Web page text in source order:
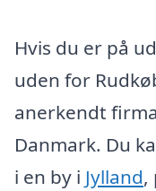
Hvis du er på
uden for
anerkendt
Danmark. Du
i en by i Jylland,